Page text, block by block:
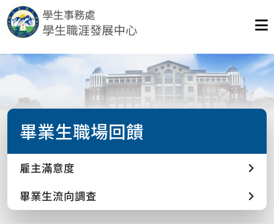
畢業生職場回饋
雇主滿意度
畢業生流向調查